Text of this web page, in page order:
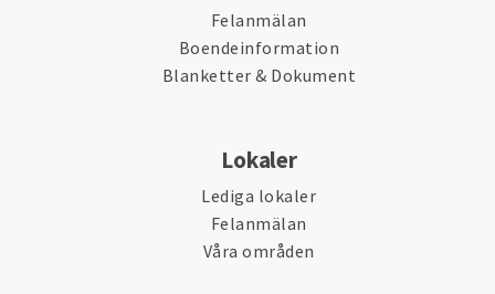
Felanmälan
Boendeinformation
Blanketter & Dokument
Lokaler
Lediga lokaler
Felanmälan
Våra områden